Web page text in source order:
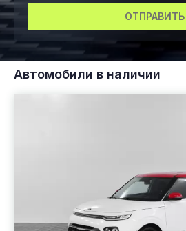
ОТПРАВИТЬ
Автомобили в наличии